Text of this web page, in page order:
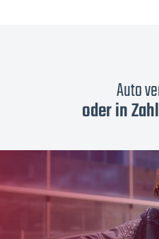
Auto
oder in